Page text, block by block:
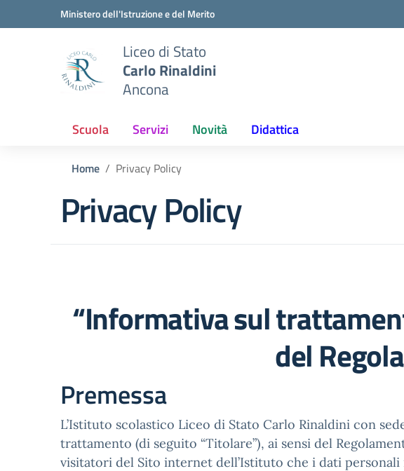
Vai ai contenuti
Vai al menu di navigazioneMinistero dell'Istruzione e del Merito
Liceo di Stato
Carlo Rinaldini
Ancona
Scuola Servizi Novità Didattica
Home Privacy Policy
Privacy Policy
“Informativa sul
del
Premessa
L’Istituto scolastico Liceo di Stato Carlo Rinaldini con
trattamento (di seguito “Titolare”), ai sensi del
visitatori del Sito internet dell’Istituto che i dati